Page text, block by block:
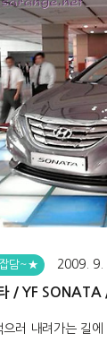
담~★ 2009. 9.
/ YF SONATA
으러 내려가는 길